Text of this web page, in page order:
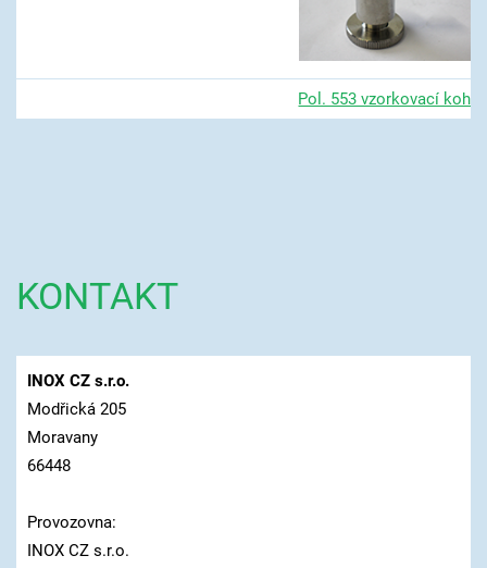
Pol. 553 vzorkovací
KONTAKT
INOX CZ s.r.o.
Modřická 205
Moravany
66448
Provozovna:
INOX CZ s.r.o.